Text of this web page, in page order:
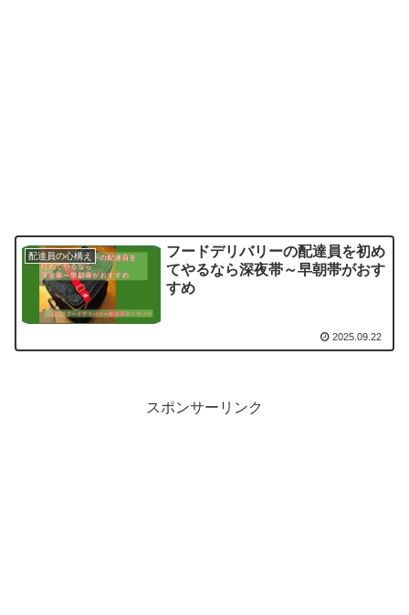
配達員の心構え
フードデリバリーの配達員を初め
てやるなら深夜帯～早朝帯がおす
すめ
2025.09.22
スポンサーリンク